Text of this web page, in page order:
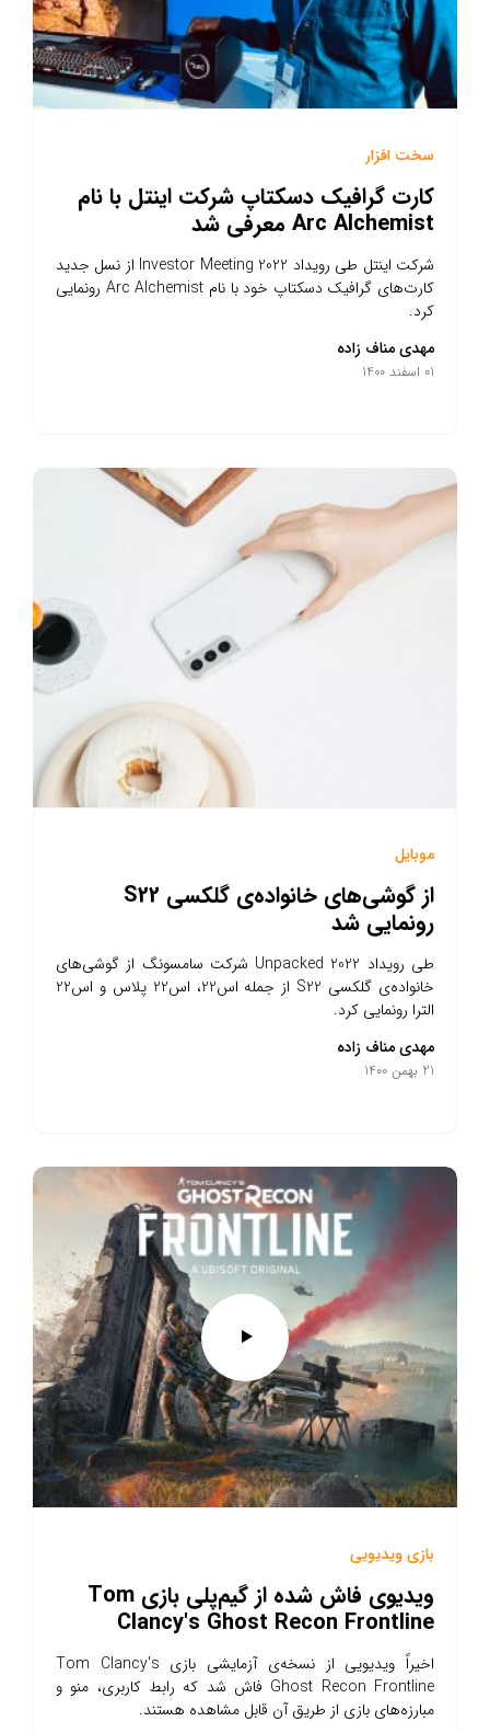
سخت افزار
کارت گرافیک دسکتاپ شرکت اینتل با نام
Arc Alchemist معرفی شد
شرکت اینتل طی رویداد Investor Meeting 2022 از نسل جدید
کارت‌های گرافیک دسکتاپ خود با نام Arc Alchemist رونمایی
کرد.
مهدی مناف زاده
01 اسفند 1400
موبایل
از گوشی‌های خانواده‌ی گلکسی S22
رونمایی شد
طی رویداد Unpacked 2022 شرکت سامسونگ از گوشی‌های
خانواده‌ی گلکسی S22 از جمله اس22، اس22 پلاس و اس22
الترا رونمایی کرد.
مهدی مناف زاده
21 بهمن 1400
بازی ویدیویی
ویدیوی فاش شده از گیم‌پلی بازی Tom
Clancy's Ghost Recon Frontline
اخیراً ویدیویی از نسخه‌ی آزمایشی بازی Tom Clancy's
Ghost Recon Frontline فاش شد که رابط کاربری، منو و
مبارزه‌های بازی از طریق آن قابل مشاهده هستند.